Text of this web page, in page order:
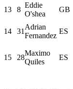
13 8
Eddie
O'shea
GB
14 31
Adrian
Fernandez
ES
15 28
Maximo
Quiles
ES